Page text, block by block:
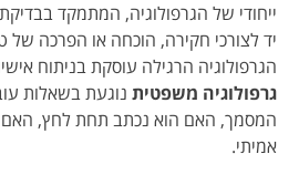
ייחודי של הגרפולוגיה, המתמקד
יד לצורכי חקירה, הוכחה או הפרכה
הגרפולוגיה הרגילה עוסקת בניתוח
גרפולוגיה משפטית נוגעת בשאלות
המסמך, האם הוא נכתב תחת לחץ, האם
אמיתי.